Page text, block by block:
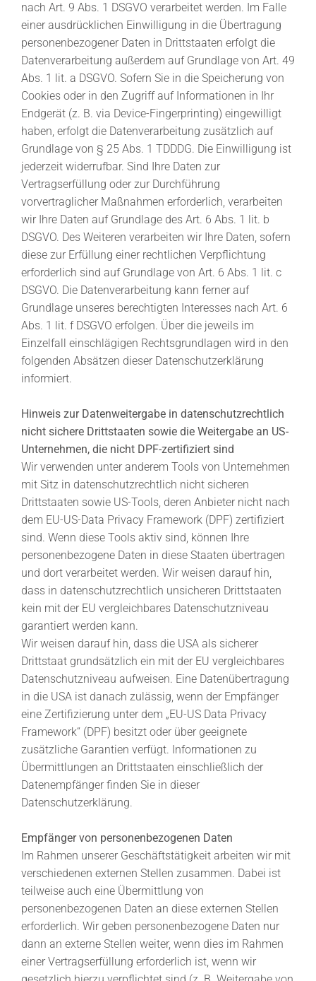
nach Art. 9 Abs. 1 DSGVO verarbeitet werden. Im Falle
einer ausdrücklichen Einwilligung in die Übertragung
personenbezogener Daten in Drittstaaten erfolgt die
Datenverarbeitung außerdem auf Grundlage von Art. 49
Abs. 1 lit. a DSGVO. Sofern Sie in die Speicherung von
Cookies oder in den Zugriff auf Informationen in Ihr
Endgerät (z. B. via Device-Fingerprinting) eingewilligt
haben, erfolgt die Datenverarbeitung zusätzlich auf
Grundlage von § 25 Abs. 1 TDDDG. Die Einwilligung ist
jederzeit widerrufbar. Sind Ihre Daten zur
Vertragserfüllung oder zur Durchführung
vorvertraglicher Maßnahmen erforderlich, verarbeiten
wir Ihre Daten auf Grundlage des Art. 6 Abs. 1 lit. b
DSGVO. Des Weiteren verarbeiten wir Ihre Daten, sofern
diese zur Erfüllung einer rechtlichen Verpflichtung
erforderlich sind auf Grundlage von Art. 6 Abs. 1 lit. c
DSGVO. Die Datenverarbeitung kann ferner auf
Grundlage unseres berechtigten Interesses nach Art. 6
Abs. 1 lit. f DSGVO erfolgen. Über die jeweils im
Einzelfall einschlägigen Rechtsgrundlagen wird in den
folgenden Absätzen dieser Datenschutzerklärung
informiert.
Hinweis zur Datenweitergabe in datenschutzrechtlich
nicht sichere Drittstaaten sowie die Weitergabe an US-
Unternehmen, die nicht DPF-zertifiziert sind
Wir verwenden unter anderem Tools von Unternehmen
mit Sitz in datenschutzrechtlich nicht sicheren
Drittstaaten sowie US-Tools, deren Anbieter nicht nach
dem EU-US-Data Privacy Framework (DPF) zertifiziert
sind. Wenn diese Tools aktiv sind, können Ihre
personenbezogene Daten in diese Staaten übertragen
und dort verarbeitet werden. Wir weisen darauf hin,
dass in datenschutzrechtlich unsicheren Drittstaaten
kein mit der EU vergleichbares Datenschutzniveau
garantiert werden kann.
Wir weisen darauf hin, dass die USA als sicherer
Drittstaat grundsätzlich ein mit der EU vergleichbares
Datenschutzniveau aufweisen. Eine Datenübertragung
in die USA ist danach zulässig, wenn der Empfänger
eine Zertifizierung unter dem „EU-US Data Privacy
Framework“ (DPF) besitzt oder über geeignete
zusätzliche Garantien verfügt. Informationen zu
Übermittlungen an Drittstaaten einschließlich der
Datenempfänger finden Sie in dieser
Datenschutzerklärung.
Empfänger von personenbezogenen Daten
Im Rahmen unserer Geschäftstätigkeit arbeiten wir mit
verschiedenen externen Stellen zusammen. Dabei ist
teilweise auch eine Übermittlung von
personenbezogenen Daten an diese externen Stellen
erforderlich. Wir geben personenbezogene Daten nur
dann an externe Stellen weiter, wenn dies im Rahmen
einer Vertragserfüllung erforderlich ist, wenn wir